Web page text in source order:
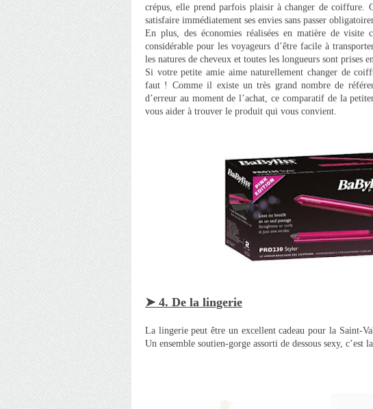
crépus, elle prend parfois plaisir à changer de coiffure.
satisfaire immédiatement ses envies sans passer
En plus, des économies réalisées en matière de visite
considérable pour les voyageurs d’être facile à
les natures de cheveux et toutes les longueurs sont prises
Si votre petite amie aime naturellement changer de
faut ! Comme il existe un très grand nombre de
d’erreur au moment de l’achat, ce comparatif de la
vous aider à trouver le produit qui vous convient.
➤ 4. De la lingerie
La lingerie peut être un excellent cadeau pour la Saint-
Un ensemble soutien-gorge assorti de dessous sexy, c’est